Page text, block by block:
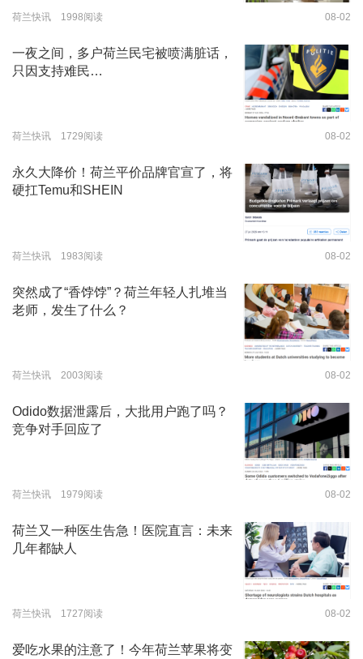
荷兰快讯 1998阅读 08-02
一夜之间，多户荷兰民宅被喷满脏话，
只因支持难民…
荷兰快讯 1729阅读 08-02
永久大降价！荷兰平价品牌官宣了，将
硬扛Temu和SHEIN
荷兰快讯 1983阅读 08-02
突然成了“香饽饽”？荷兰年轻人扎堆当
老师，发生了什么？
荷兰快讯 2003阅读 08-02
Odido数据泄露后，大批用户跑了吗？
竞争对手回应了
荷兰快讯 1979阅读 08-02
荷兰又一种医生告急！医院直言：未来
几年都缺人
荷兰快讯 1727阅读 08-02
爱吃水果的注意了！今年荷兰苹果将变